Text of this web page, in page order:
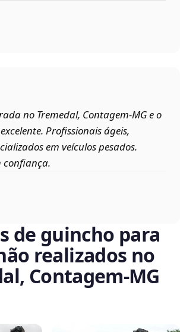
no Tremedal, Contagem‑MG e o
Profissionais ágeis,
em veículos pesados.
confiança.
de guincho para
realizados no
Contagem‑MG